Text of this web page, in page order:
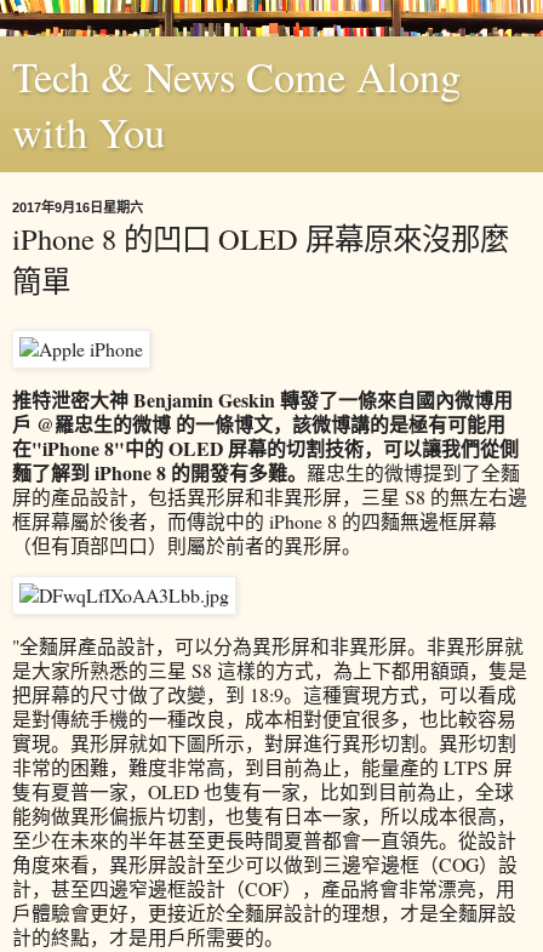
Tech & News Come Along
with You
2017年9月16日星期六
iPhone 8 的凹口 OLED 屏幕原來沒那麼
簡單
推特泄密大神 Benjamin Geskin 轉發了一條來自國內微博用
戶 @羅忠生的微博 的一條博文，該微博講的是極有可能用
在"iPhone 8"中的 OLED 屏幕的切割技術，可以讓我們從側
麵了解到 iPhone 8 的開發有多難。 羅忠生的微博提到了全麵
屏的產品設計，包括異形屏和非異形屏，三星 S8 的無左右邊
框屏幕屬於後者，而傳說中的 iPhone 8 的四麵無邊框屏幕
（但有頂部凹口）則屬於前者的異形屏。
"全麵屏產品設計，可以分為異形屏和非異形屏。非異形屏就
是大家所熟悉的三星 S8 這樣的方式，為上下都用額頭，隻是
把屏幕的尺寸做了改變，到 18:9。這種實現方式，可以看成
是對傳統手機的一種改良，成本相對便宜很多，也比較容易
實現。異形屏就如下圖所示，對屏進行異形切割。異形切割
非常的困難，難度非常高，到目前為止，能量產的 LTPS 屏
隻有夏普一家，OLED 也隻有一家，比如到目前為止，全球
能夠做異形偏振片切割，也隻有日本一家，所以成本很高，
至少在未來的半年甚至更長時間夏普都會一直領先。從設計
角度來看，異形屏設計至少可以做到三邊窄邊框（COG）設
計，甚至四邊窄邊框設計（COF），產品將會非常漂亮，用
戶體驗會更好，更接近於全麵屏設計的理想，才是全麵屏設
計的終點，才是用戶所需要的。